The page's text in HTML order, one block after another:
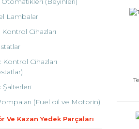
Lambaları
Kontrol Cihazları
Kontrol Cihazları
Şalterleri
(Fuel oil ve Motorin)
Ve Kazan Yedek Parçaları